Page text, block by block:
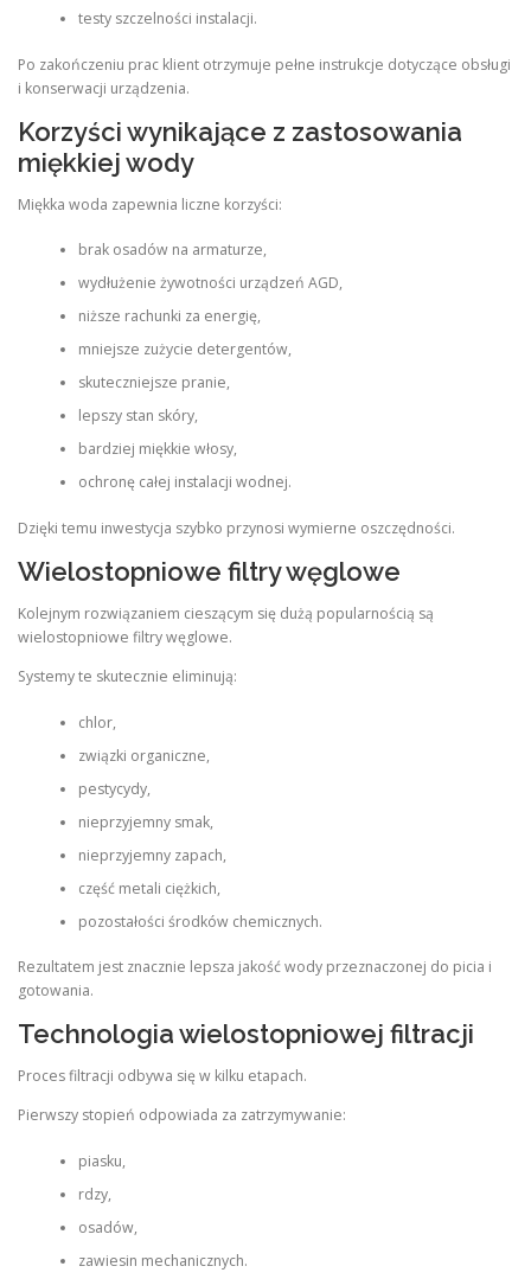
testy szczelności instalacji.
Po zakończeniu prac klient otrzymuje pełne instrukcje dotyczące obsługi
i konserwacji urządzenia.
Korzyści wynikające z zastosowania
miękkiej wody
Miękka woda zapewnia liczne korzyści:
brak osadów na armaturze,
wydłużenie żywotności urządzeń AGD,
niższe rachunki za energię,
mniejsze zużycie detergentów,
skuteczniejsze pranie,
lepszy stan skóry,
bardziej miękkie włosy,
ochronę całej instalacji wodnej.
Dzięki temu inwestycja szybko przynosi wymierne oszczędności.
Wielostopniowe filtry węglowe
Kolejnym rozwiązaniem cieszącym się dużą popularnością są
wielostopniowe filtry węglowe.
Systemy te skutecznie eliminują:
chlor,
związki organiczne,
pestycydy,
nieprzyjemny smak,
nieprzyjemny zapach,
część metali ciężkich,
pozostałości środków chemicznych.
Rezultatem jest znacznie lepsza jakość wody przeznaczonej do picia i
gotowania.
Technologia wielostopniowej filtracji
Proces filtracji odbywa się w kilku etapach.
Pierwszy stopień odpowiada za zatrzymywanie:
piasku,
rdzy,
osadów,
zawiesin mechanicznych.